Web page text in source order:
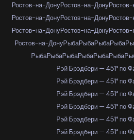
Ростов-на-ДонуРостов-на-Дону
Ростов-на-ДонуРостов-на-Дону
Ростов-на-ДонуРостов-на-Дону
Ростов-на-ДонуРыбаРыбаРыбаРыба
РыбаРыбаРыбаРыбаРыбаРыба
Рэй Брэдбери — 451° по
Рэй Брэдбери — 451° по
Рэй Брэдбери — 451° по
Рэй Брэдбери — 451° по
Рэй Брэдбери — 451° по
Рэй Брэдбери — 451° по